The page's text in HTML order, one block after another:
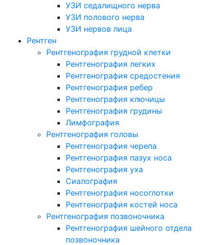
УЗИ седалищного нерва
УЗИ полового нерва
УЗИ нервов лица
Рентген
Рентгенография грудной клетки
Рентгенография легких
Рентгенография средостения
Рентгенография ребер
Рентгенография ключицы
Рентгенография грудины
Лимфография
Рентгенография головы
Рентгенография черепа
Рентгенография пазух носа
Рентгенография уха
Сиалография
Рентгенография носоглотки
Рентгенография костей носа
Рентгенография позвоночника
Рентгенография шейного отдела
позвоночника